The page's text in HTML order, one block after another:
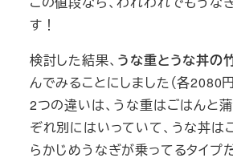
す！
検討した結果、 うな重とうな丼の
んでみることにしました（各2080円
2つの違いは、うな重はごはんと
ぞれ別にはいっていて、うな丼は
らかじめうなぎが乗ってるタイプ